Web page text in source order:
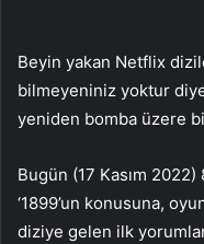
Beyin yakan Netflix
bilmeyeniniz yoktur diye
yeniden bomba üzere
Bugün (17 Kasım 2022)
‘1899’un konusuna,
diziye gelen ilk